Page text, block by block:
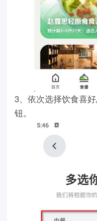
3、依次选择饮食喜
钮。